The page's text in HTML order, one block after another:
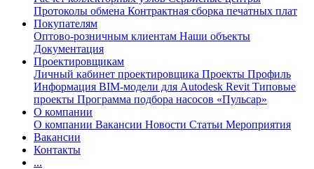
Протоколы обмена Контрактная сборка печатных плат
Покупателям
Оптово-розничным клиентам Наши объекты
Документация
Проектировщикам
Личный кабинет проектировщика Проекты Профиль
Информация BIM-модели для Autodesk Revit Типовые
проекты Программа подбора насосов «Пульсар»
О компании
О компании Вакансии Новости Статьи Мероприятия
Вакансии
Контакты
...